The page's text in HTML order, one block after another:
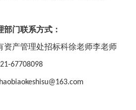
部门联系方式：
资产管理处招标科徐老师李老师
67708098